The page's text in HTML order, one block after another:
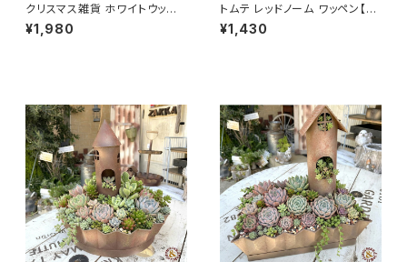
クリスマス雑貨 ホワイトウッディ
ツリーL
¥1,980
トムテ レッドノーム ワッペン【イ
ンテリア 北欧 大人 かわいい オ
ーナメント クリスマス Christm
¥1,430